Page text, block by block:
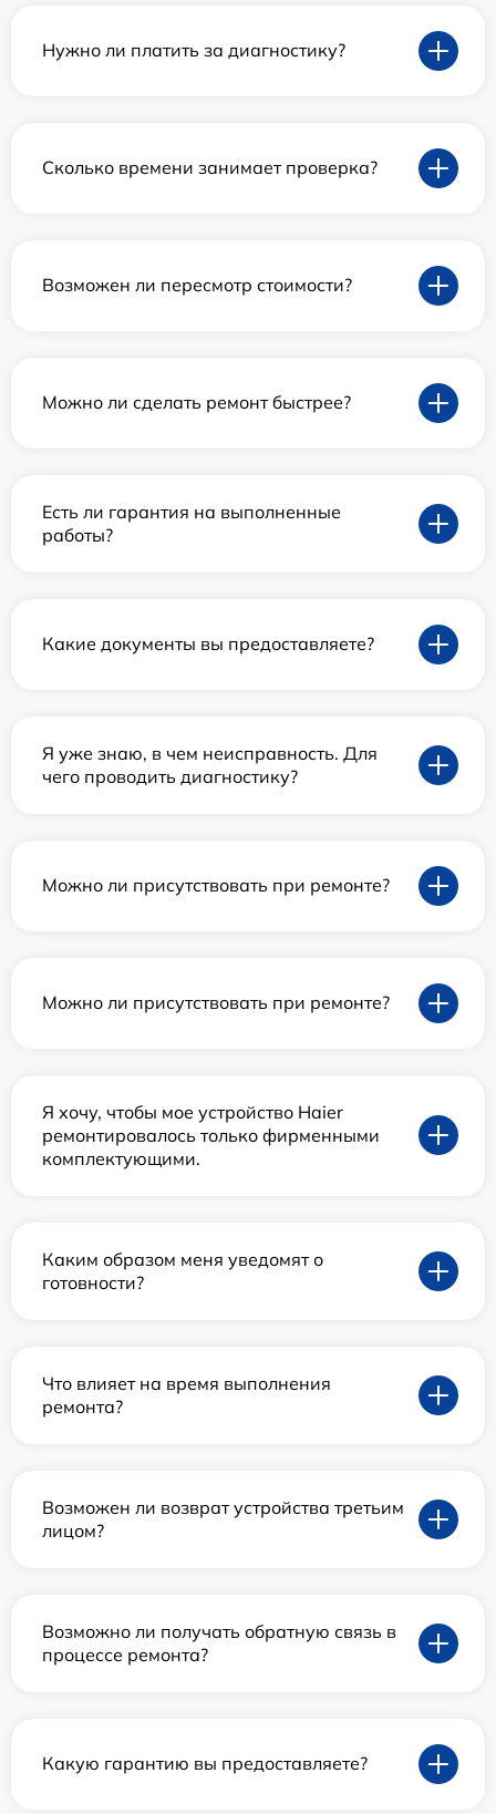
Нужно ли платить за диагностику?
Сколько времени занимает проверка?
Возможен ли пересмотр стоимости?
Можно ли сделать ремонт быстрее?
Есть ли гарантия на выполненные
работы?
Какие документы вы предоставляете?
Я уже знаю, в чем неисправность. Для
чего проводить диагностику?
Можно ли присутствовать при ремонте?
Можно ли присутствовать при ремонте?
Я хочу, чтобы мое устройство Haier
ремонтировалось только фирменными
комплектующими.
Каким образом меня уведомят о
готовности?
Что влияет на время выполнения
ремонта?
Возможен ли возврат устройства третьим
лицом?
Возможно ли получать обратную связь в
процессе ремонта?
Какую гарантию вы предоставляете?